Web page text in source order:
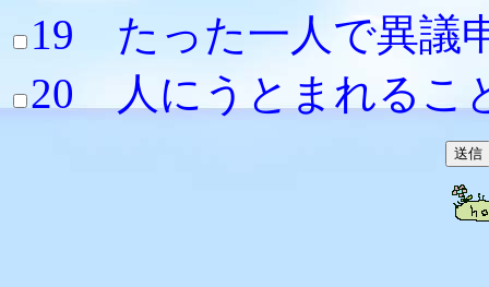
19 たった一人で
20 人にう